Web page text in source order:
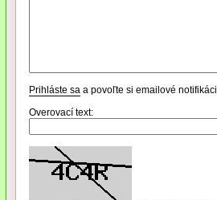
Prihláste sa a povoľte si emailové
Overovací text: